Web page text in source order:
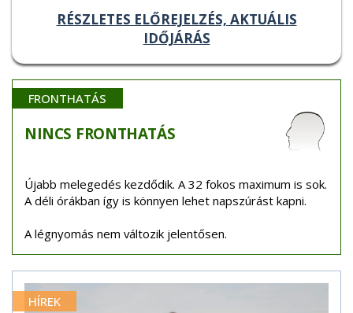
RÉSZLETES ELŐREJELZÉS, AKTUÁLIS
IDŐJÁRÁS
FRONTHATÁS
NINCS FRONTHATÁS
Újabb melegedés kezdődik. A 32 fokos maximum is sok.
A déli órákban így is könnyen lehet napszúrást kapni.
A légnyomás nem változik jelentősen.
HÍREK